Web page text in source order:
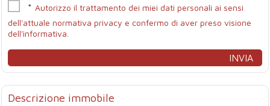
*Autorizzo il trattamento dei miei dati personali ai sensi
dell'attuale normativa privacy e confermo di aver preso visione
dell'informativa.
Descrizione immobile